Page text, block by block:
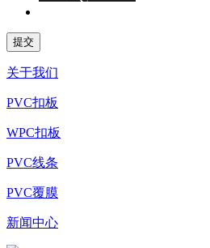
关于我们
PVC扣板
WPC扣板
PVC线条
PVC覆膜
新闻中心